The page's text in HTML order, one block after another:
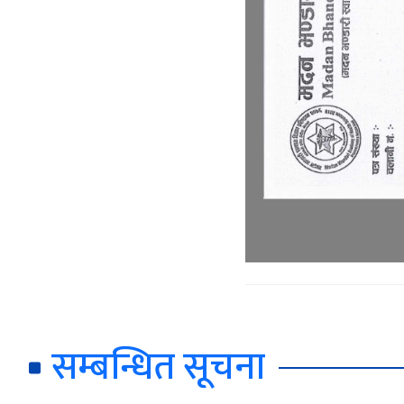
सम्बन्धित सूचना